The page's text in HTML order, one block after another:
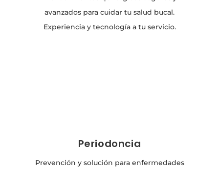
avanzados para cuidar tu salud bucal.
Experiencia y tecnología a tu servicio.
Periodoncia
Prevención y solución para enfermedades